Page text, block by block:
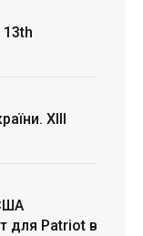
13th
ХІІІ
для Patriot в